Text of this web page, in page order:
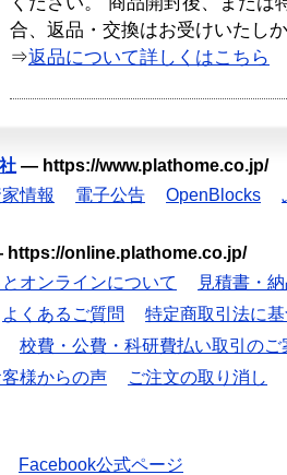
合、返品・交換はお受けいたし
⇒返品について詳しくはこちら
— https://www.plathome.co.jp/
情報 電子公告 OpenBlocks
https://online.plathome.co.jp/
オンラインについて
見積書・
よくあるご質問
特定商取引法に
校費・公費・科研費払い取引のご
客様からの声 ご注文の取り消し
Facebook公式ページ